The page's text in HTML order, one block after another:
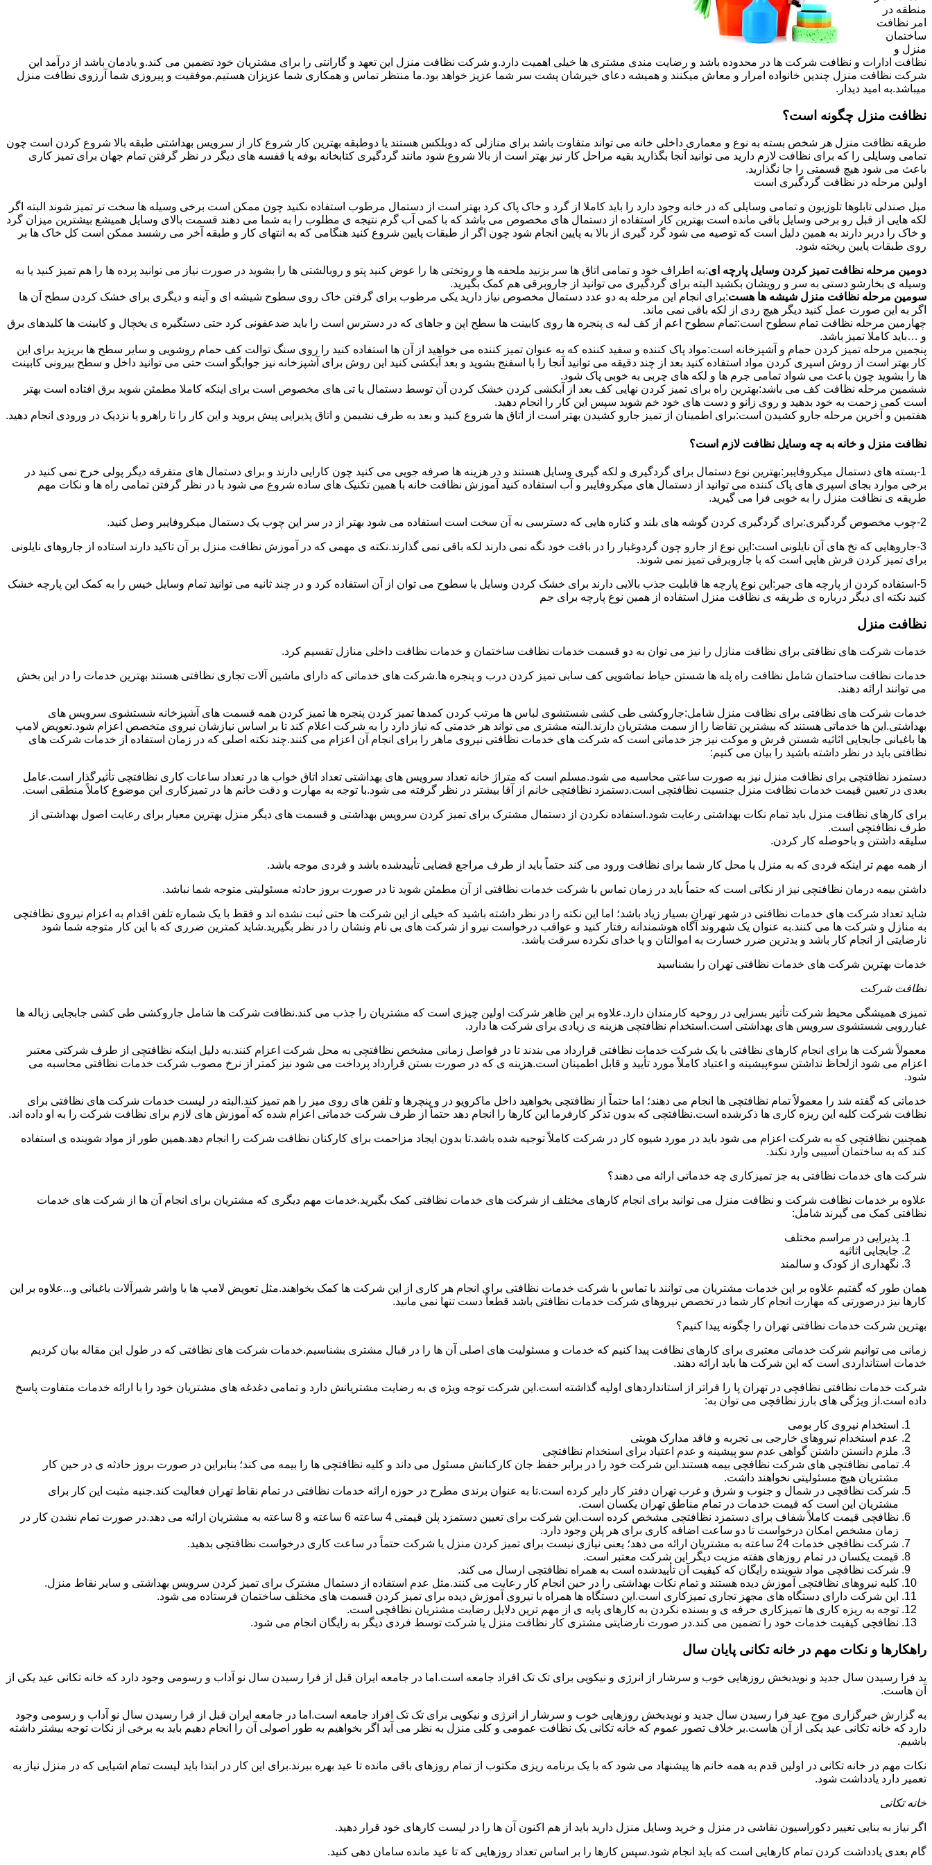
منطقه در
امر نظافت
ساختمان
منزل و
نظافت ادارات و نظافت شرکت ها در محدوده باشد و رضایت مندی مشتری ها خیلی اهمیت دارد.و شرکت نظافت منزل این تعهد و گارانتی را برای مشتریان خود تضمین می کند.و یادمان باشد از درآمد این
شرکت نظافت منزل چندین خانواده امرار و معاش میکنند و همیشه دعای خیرشان پشت سر شما عزیز خواهد بود.ما منتظر تماس و همکاری شما عزیزان هستیم.موفقیت و پیروزی شما آرزوی نظافت منزل
میباشد.به امید دیدار.
نظافت منزل چگونه است؟
طریقه نظافت منزل هر شخص بسته به نوع و معماری داخلی خانه می تواند متفاوت باشد برای منازلی که دوبلکس هستند یا دوطبقه بهترین کار شروع کار از سرویس بهداشتی طبقه بالا شروع کردن است چون
تمامی وسایلی را که برای نظافت لازم دارید می توانید آنجا بگذارید بقیه مراحل کار نیز بهتر است از بالا شروع شود مانند گردگیری کتابخانه بوفه یا قفسه های دیگر در نظر گرفتن تمام جهان برای تمیز کاری
باعث می شود هیچ قسمتی را جا نگذارید.
اولین مرحله در نظافت گردگیری است
مبل صندلی تابلوها تلوزیون و تمامی وسایلی که در خانه وجود دارد را باید کاملا از گرد و خاک پاک کرد بهتر است از دستمال مرطوب استفاده نکنید چون ممکن است برخی وسیله ها سخت تر تمیز شوند البته اگر
لکه هایی از قبل رو برخی وسایل باقی مانده است بهترین کار استفاده از دستمال های مخصوص می باشد که با کمی آب گرم نتیجه ی مطلوب را به شما می دهند قسمت بالای وسایل همیشع بیشترین میزان گرد
و خاک را دربر دارند به همین دلیل است که توصیه می شود گرد گیری از بالا به پایین انجام شود چون اگر از طبقات پایین شروع کنید هنگامی که به انتهای کار و طبقه آخر می رشسد ممکن است کل خاک ها بر
روی طبقات پایین ریخته شود.
دومین مرحله نظافت تمیز کردن وسایل پارچه ای:به اطراف خود و تمامی اتاق ها سر بزنید ملحفه ها و روتختی ها را عوض کنید پتو و روبالشتی ها را بشوید در صورت نیاز می توانید پرده ها را هم تمیز کنید یا به
وسیله ی بخارشو دستی به سر و رویشان بکشید البته برای گردگیری می توانید از جاروبرقی هم کمک بگیرید.
سومین مرحله نظافت منزل شیشه ها هست:برای انجام این مرحله به دو عدد دستمال مخصوص نیاز دارید یکی مرطوب برای گرفتن خاک روی سطوح شیشه ای و آینه و دیگری برای خشک کردن سطح آن ها
اگر به این صورت عمل کنید دیگر هیچ ردی از لکه باقی نمی ماند.
چهارمین مرحله نظافت تمام سطوح است:تمام سطوح اعم از کف لبه ی پنجره ها روی کابینت ها سطح اپن و جاهای که در دسترس است را باید ضدعفونی کرد حتی دستگیره ی یخچال و کابینت ها کلیدهای برق
و …باید کاملا تمیز باشد.
پنجمین مرحله تمیز کردن حمام و آشپزخانه است:مواد پاک کننده و سفید کننده که به عنوان تمیز کننده می خواهید از آن ها استفاده کنید را روی سنگ توالت کف حمام روشویی و سایر سطح ها بریزید برای این
کار بهتر است از روش اسپری کردن مواد استفاده کنید بعد از چند دقیقه می توانید آنجا را با اسفنج بشوید و بعد آبکشی کنید این روش برای آشپزخانه نیز جوابگو است حتی می توانید داخل و سطح بیرونی کابینت
ها را بشوید چون باعث می شواد تمامی جرم ها و لکه های چربی به خوبی پاک شود.
ششمین مرحله نظافت کف می باشد:بهترین راه برای تمیز کردن نهایی کف بعد از آبکشی کردن خشک کردن آن توسط دستمال یا تی های مخصوص است برای اینکه کاملا مطمئن شوید برق افتاده است بهتر
است کمی زحمت به خود بدهید و روی زانو و دست های خود خم شوید سپس این کار را انجام دهید.
هفتمین و آخرین مرحله جارو کشیدن است:برای اطمینان از تمیز جارو کشیدن بهتر است از اتاق ها شروع کنید و بعد به طرف نشیمن و اتاق پذیرایی پیش بروید و این کار را تا راهرو یا نزدیک در ورودی انجام دهید.
نظافت منزل و خانه به چه وسایل نظافت لازم است؟
1-بسته های دستمال میکروفایبر:بهترین نوع دستمال برای گردگیری و لکه گیری وسایل هستند و در هزینه ها صرفه جویی می کنید چون کارایی دارند و برای دستمال های متفرقه دیگر پولی خرج نمی کنید در
برخی موارد بجای اسپری های پاک کننده می توانید از دستمال های میکروفایبر و آب استفاده کنید آموزش نظافت خانه با همین تکنیک های ساده شروع می شود با در نظر گرفتن تمامی راه ها و نکات مهم
طریقه ی نظافت منزل را به خوبی فرا می گیرید.
2-چوب مخصوص گردگیری:برای گردگیری کردن گوشه های بلند و کناره هایی که دسترسی به آن سخت است استفاده می شود بهتر از در سر این چوب یک دستمال میکروفایبر وصل کنید.
3-جاروهایی که نخ های آن نایلونی است:این نوع از جارو چون گردوغبار را در بافت خود نگه نمی دارند لکه باقی نمی گذارند.نکته ی مهمی که در آموزش نظافت منزل بر آن تاکید دارند استاده از جاروهای نایلونی
برای تمیز کردن فرش هایی است که با جاروبرقی تمیز نمی شوند.
5-استفاده کردن از پارچه های جیر:این نوع پارچه ها قابلیت جذب بالایی دارند برای خشک کردن وسایل یا سطوح می توان از آن استفاده کرد و در چند ثانیه می توانید تمام وسایل خیس را به کمک این پارچه خشک
کنید نکته ای دیگر درباره ی طریقه ی نظافت منزل استفاده از همین نوع پارچه برای جم
نظافت منزل
خدمات شرکت های نظافتی برای نظافت منازل را نیز می توان به دو قسمت خدمات نظافت ساختمان و خدمات نظافت داخلی منازل تقسیم کرد.
خدمات نظافت ساختمان شامل نظافت راه پله ها شستن حیاط نماشویی کف سابی تمیز کردن درب و پنجره ها.شرکت های خدماتی که دارای ماشین آلات تجاری نظافتی هستند بهترین خدمات را در این بخش
می توانند ارائه دهند.
خدمات شرکت های نظافتی برای نظافت منزل شامل:جاروکشی طی کشی شستشوی لباس ها مرتب کردن کمدها تمیز کردن پنجره ها تمیز کردن همه قسمت های آشپزخانه شستشوی سرویس های
بهداشتی.این ها خدماتی هستند که بیشترین تقاضا را از سمت مشتریان دارند.البته مشتری می تواند هر خدمتی که نیاز دارد را به شرکت اعلام کند تا بر اساس نیازشان نیروی متخصص اعزام شود.تعویض لامپ
ها باغبانی جابجایی اثاثیه شستن فرش و موکت نیز جز خدماتی است که شرکت های خدمات نظافتی نیروی ماهر را برای انجام آن اعزام می کنند.چند نکته اصلی که در زمان استفاده از خدمات شرکت های
نظافتی باید در نظر داشته باشید را بیان می کنیم:
دستمزد نظافتچی برای نظافت منزل نیز به صورت ساعتی محاسبه می شود.مسلم است که متراژ خانه تعداد سرویس های بهداشتی تعداد اتاق خواب ها در تعداد ساعات کاری نظافتچی تأثیرگذار است.عامل
بعدی در تعیین قیمت خدمات نظافت منزل جنسیت نظافتچی است.دستمزد نظافتچی خانم از آقا بیشتر در نظر گرفته می شود.با توجه به مهارت و دقت خانم ها در تمیزکاری این موضوع کاملاً منطقی است.
برای کارهای نظافت منزل باید تمام نکات بهداشتی رعایت شود.استفاده نکردن از دستمال مشترک برای تمیز کردن سرویس بهداشتی و قسمت های دیگر منزل بهترین معیار برای رعایت اصول بهداشتی از
طرف نظافتچی است.
سلیقه داشتن و باحوصله کار کردن.
از همه مهم تر اینکه فردی که به منزل یا محل کار شما برای نظافت ورود می کند حتماً باید از طرف مراجع قضایی تأییدشده باشد و فردی موجه باشد.
داشتن بیمه درمان نظافتچی نیز از نکاتی است که حتماً باید در زمان تماس با شرکت خدمات نظافتی از آن مطمئن شوید تا در صورت بروز حادثه مسئولیتی متوجه شما نباشد.
شاید تعداد شرکت های خدمات نظافتی در شهر تهران بسیار زیاد باشد؛ اما این نکته را در نظر داشته باشید که خیلی از این شرکت ها حتی ثبت نشده اند و فقط با یک شماره تلفن اقدام به اعزام نیروی نظافتچی
به منازل و شرکت ها می کنند.به عنوان یک شهروند آگاه هوشمندانه رفتار کنید و عواقب درخواست نیرو از شرکت های بی نام ونشان را در نظر بگیرید.شاید کمترین ضرری که با این کار متوجه شما شود
نارضایتی از انجام کار باشد و بدترین ضرر خسارت به اموالتان و یا خدای نکرده سرقت باشد.
خدمات بهترین شرکت های خدمات نظافتی تهران را بشناسید
نظافت شرکت
تمیزی همیشگی محیط شرکت تأثیر بسزایی در روحیه کارمندان دارد.علاوه بر این ظاهر شرکت اولین چیزی است که مشتریان را جذب می کند.نظافت شرکت ها شامل جاروکشی طی کشی جابجایی زباله ها
غبارروبی شستشوی سرویس های بهداشتی است.استخدام نظافتچی هزینه ی زیادی برای شرکت ها دارد.
معمولاً شرکت ها برای انجام کارهای نظافتی با یک شرکت خدمات نظافتی قرارداد می بندند تا در فواصل زمانی مشخص نظافتچی به محل شرکت اعزام کنند.به دلیل اینکه نظافتچی از طرف شرکتی معتبر
اعزام می شود ازلحاظ نداشتن سوءپیشینه و اعتیاد کاملاً مورد تأیید و قابل اطمینان است.هزینه ی که در صورت بستن قرارداد پرداخت می شود نیز کمتر از نرخ مصوب شرکت خدمات نظافتی محاسبه می
شود.
خدماتی که گفته شد را معمولاً تمام نظافتچی ها انجام می دهند؛ اما حتماً از نظافتچی بخواهید داخل ماکرویو در و پنچرها و تلفن های روی میز را هم تمیز کند.البته در لیست خدمات شرکت های نظافتی برای
نظافت شرکت کلیه این ریزه کاری ها ذکرشده است.نظافتچی که بدون تذکر کارفرما این کارها را انجام دهد حتماً از طرف شرکت خدماتی اعزام شده که آموزش های لازم برای نظافت شرکت را به او داده اند.
همچنین نظافتچی که به شرکت اعزام می شود باید در مورد شیوه کار در شرکت کاملاً توجیه شده باشد.تا بدون ایجاد مزاحمت برای کارکنان نظافت شرکت را انجام دهد.همین طور از مواد شوینده ی استفاده
کند که به ساختمان آسیبی وارد نکند.
شرکت های خدمات نظافتی به جز تمیزکاری چه خدماتی ارائه می دهند؟
علاوه بر خدمات نظافت شرکت و نظافت منزل می توانید برای انجام کارهای مختلف از شرکت های خدمات نظافتی کمک بگیرید.خدمات مهم دیگری که مشتریان برای انجام آن ها از شرکت های خدمات
نظافتی کمک می گیرند شامل:
پذیرایی در مراسم مختلف
جابجایی اثاثیه
نگهداری از کودک و سالمند
همان طور که گفتیم علاوه بر این خدمات مشتریان می توانند با تماس با شرکت خدمات نظافتی برای انجام هر کاری از این شرکت ها کمک بخواهند.مثل تعویض لامپ ها یا واشر شیرآلات باغبانی و...علاوه بر این
کارها نیز درصورتی که مهارت انجام کار شما در تخصص نیروهای شرکت خدمات نظافتی باشد قطعاً دست تنها نمی مانید.
بهترین شرکت خدمات نظافتی تهران را چگونه پیدا کنیم؟
زمانی می توانیم شرکت خدماتی معتبری برای کارهای نظافت پیدا کنیم که خدمات و مسئولیت های اصلی آن ها را در قبال مشتری بشناسیم.خدمات شرکت های نظافتی که در طول این مقاله بیان کردیم
خدمات استانداردی است که این شرکت ها باید ارائه دهند.
شرکت خدمات نظافتی نظافچی در تهران پا را فراتر از استانداردهای اولیه گذاشته است.این شرکت توجه ویژه ی به رضایت مشتریانش دارد و تمامی دغدغه های مشتریان خود را با ارائه خدمات متفاوت پاسخ
داده است.از ویژگی های بارز نظافچی می توان به:
استخدام نیروی کار بومی
عدم استخدام نیروهای خارجی بی تجربه و فاقد مدارک هویتی
ملزم دانستن داشتن گواهی عدم سو پیشینه و عدم اعتیاد برای استخدام نظافتچی
تمامی نظافتچی های شرکت نظافچی بیمه هستند.این شرکت خود را در برابر حفظ جان کارکنانش مسئول می داند و کلیه نظافتچی ها را بیمه می کند؛ بنابراین در صورت بروز حادثه ی در حین کار
مشتریان هیچ مسئولیتی نخواهند داشت.
شرکت نظافچی در شمال و جنوب و شرق و غرب تهران دفتر کار دایر کرده است.تا به عنوان برندی مطرح در حوزه ارائه خدمات نظافتی در تمام نقاط تهران فعالیت کند.جنبه مثبت این کار برای
مشتریان این است که قیمت خدمات در تمام مناطق تهران یکسان است.
نظافچی قیمت کاملاً شفاف برای دستمزد نظافتچی مشخص کرده است.این شرکت برای تعیین دستمزد پلن قیمتی 4 ساعته 6 ساعته و 8 ساعته به مشتریان ارائه می دهد.در صورت تمام نشدن کار در
زمان مشخص امکان درخواست تا دو ساعت اضافه کاری برای هر پلن وجود دارد.
شرکت نظافچی خدمات 24 ساعته به مشتریان ارائه می دهد؛ یعنی نیازی نیست برای تمیز کردن منزل یا شرکت حتماً در ساعت کاری درخواست نظافتچی بدهید.
قیمت یکسان در تمام روزهای هفته مزیت دیگر این شرکت معتبر است.
شرکت نظافچی مواد شوینده رایگان که کیفیت آن تأییدشده است به همراه نظافتچی ارسال می کند.
کلیه نیروهای نظافتچی آموزش دیده هستند و تمام نکات بهداشتی را در حین انجام کار رعایت می کنند.مثل عدم استفاده از دستمال مشترک برای تمیز کردن سرویس بهداشتی و سایر نقاط منزل.
این شرکت دارای دستگاه های مجهز تجاری تمیزکاری است.این دستگاه ها همراه با نیروی آموزش دیده برای تمیز کردن قسمت های مختلف ساختمان فرستاده می شود.
توجه به ریزه کاری ها تمیزکاری حرفه ی و بسنده نکردن به کارهای پایه ی از مهم ترین دلایل رضایت مشتریان نظافچی است.
نظافچی کیفیت خدمات خود را تضمین می کند.در صورت نارضایتی مشتری کار نظافت منزل یا شرکت توسط فردی دیگر به رایگان انجام می شود.
راهکارها و نکات مهم در خانه تکانی پایان سال
ید فرا رسیدن سال جدید و نویدبخش روزهایی خوب و سرشار از انرژی و نیکویی برای تک تک افراد جامعه است.اما در جامعه ایران قبل از فرا رسیدن سال نو آداب و رسومی وجود دارد که خانه تکانی عید یکی از
آن هاست.
به گزارش خبرگزاری موج عید فرا رسیدن سال جدید و نویدبخش روزهایی خوب و سرشار از انرژی و نیکویی برای تک تک افراد جامعه است.اما در جامعه ایران قبل از فرا رسیدن سال نو آداب و رسومی وجود
دارد که خانه تکانی عید یکی از آن هاست.بر خلاف تصور عموم که خانه تکانی یک نظافت عمومی و کلی منزل به نظر می آید اگر بخواهیم به طور اصولی آن را انجام دهیم باید به برخی از نکات توجه بیشتر داشته
باشیم.
نکات مهم در خانه تکانی در اولین قدم به همه خانم ها پیشنهاد می شود که با یک برنامه ریزی مکتوب از تمام روزهای باقی مانده تا عید بهره ببرند.برای این کار در ابتدا باید لیست تمام اشیایی که در منزل نیاز به
تعمیر دارد یادداشت شود.
خانه تکانی
اگر نیاز به بنایی تغییر دکوراسیون نقاشی در منزل و خرید وسایل منزل دارید باید از هم اکنون آن ها را در لیست کارهای خود قرار دهید.
گام بعدی یادداشت کردن تمام کارهایی است که باید انجام شود.سپس کارها را بر اساس تعداد روزهایی که تا عید مانده سامان دهی کنید.